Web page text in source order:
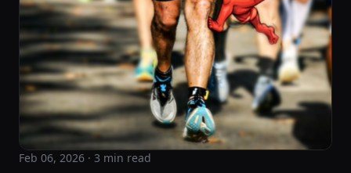
Feb 06, 2026 · 3 min read